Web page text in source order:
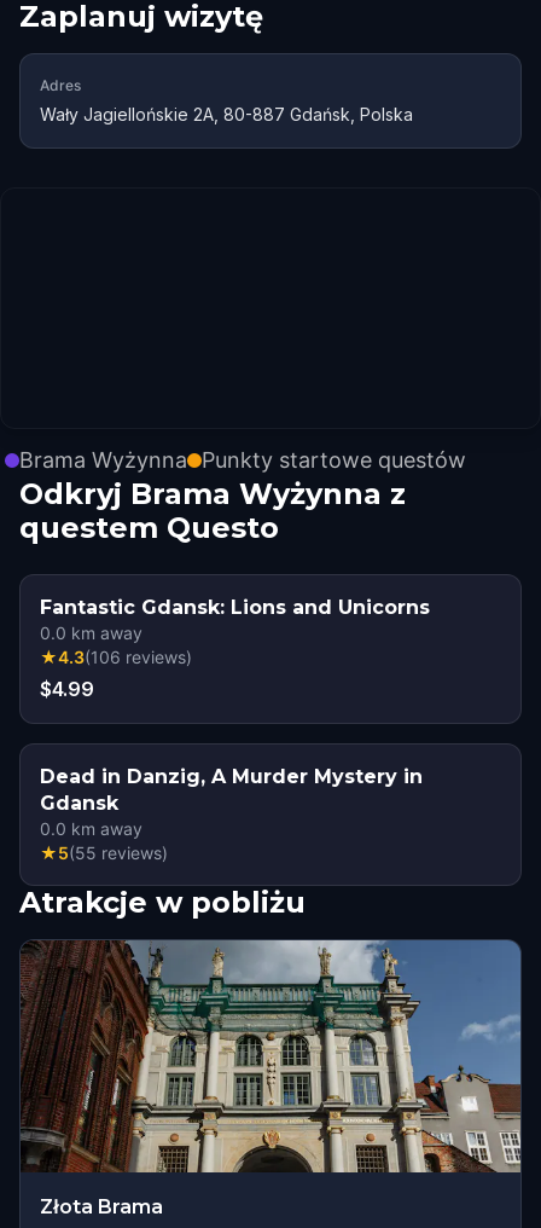
Zaplanuj wizytę
Adres
Wały Jagiellońskie 2A, 80-887 Gdańsk, Polska
Brama Wyżynna Punkty startowe questów
Odkryj Brama Wyżynna z
questem Questo
Fantastic Gdansk: Lions and Unicorns
0.0 km away
★4.3(106 reviews)
$4.99
Dead in Danzig, A Murder Mystery in
Gdansk
0.0 km away
★5(55 reviews)
Atrakcje w pobliżu
Złota Brama